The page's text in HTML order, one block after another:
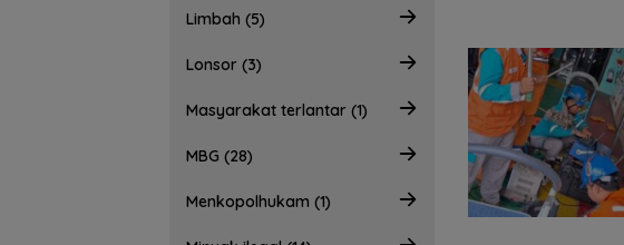
Limbah (5)
Lonsor (3)
Masyarakat terlantar (1)
MBG (28)
Menkopolhukam (1)